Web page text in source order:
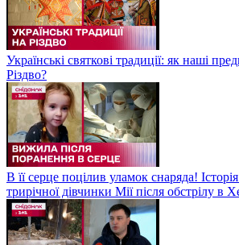
Українські святкові традиції: як наші
Різдво?
В її серце поцілив уламок снаряда!
трирічної дівчинки Мії після обстрілу в